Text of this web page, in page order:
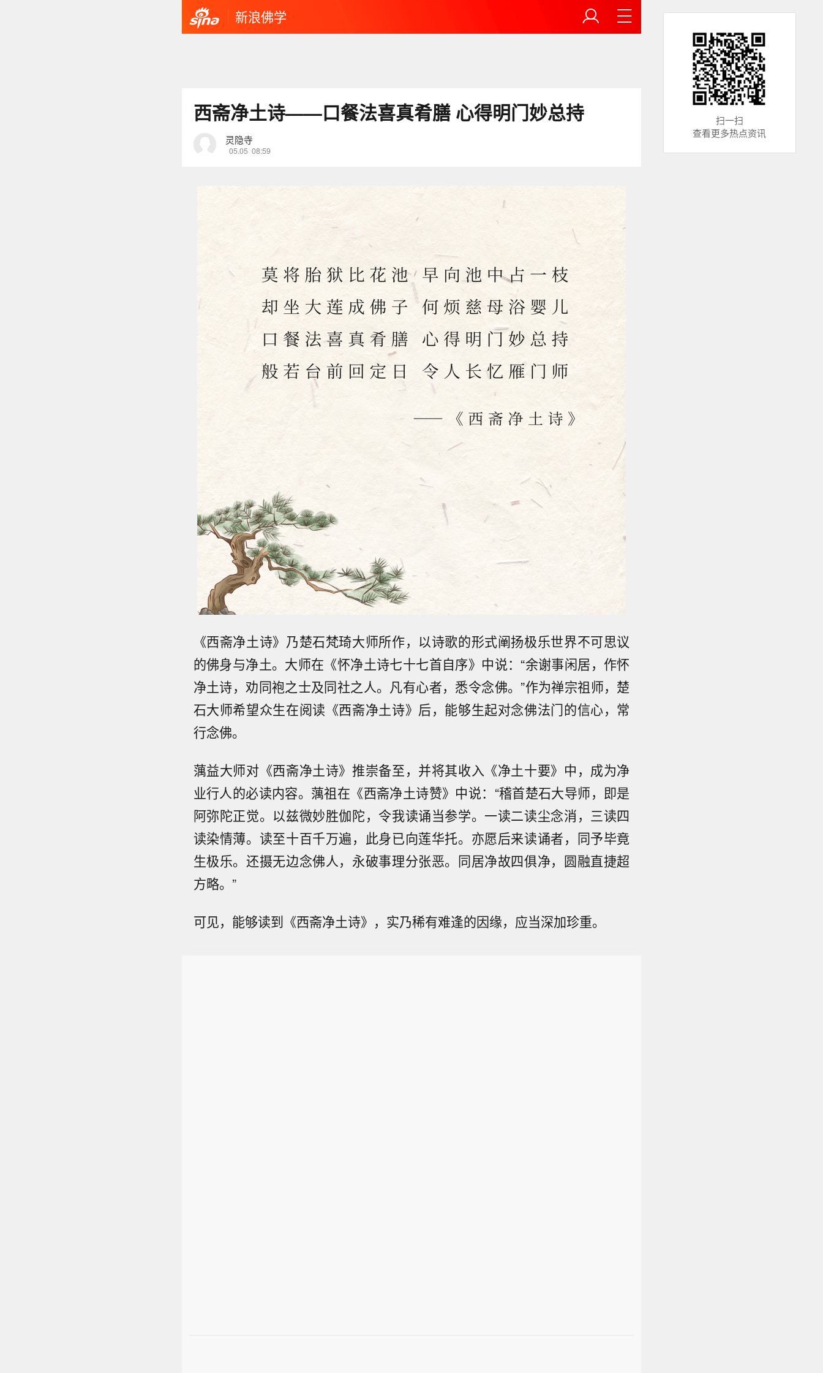
新浪佛学
西斋净土诗——口餐法喜真肴膳 心得明门妙总持
灵隐寺
05.05 08:59
《西斋净土诗》乃楚石梵琦大师所作，以诗歌的形式阐扬极乐世界不可思议
的佛身与净土。大师在《怀净土诗七十七首自序》中说：“余谢事闲居，作怀
净土诗，劝同袍之士及同社之人。凡有心者，悉令念佛。”作为禅宗祖师，楚
石大师希望众生在阅读《西斋净土诗》后，能够生起对念佛法门的信心，常
行念佛。
蕅益大师对《西斋净土诗》推崇备至，并将其收入《净土十要》中，成为净
业行人的必读内容。蕅祖在《西斋净土诗赞》中说：“稽首楚石大导师，即是
阿弥陀正觉。以兹微妙胜伽陀，令我读诵当参学。一读二读尘念消，三读四
读染情薄。读至十百千万遍，此身已向莲华托。亦愿后来读诵者，同予毕竟
生极乐。还摄无边念佛人，永破事理分张恶。同居净故四俱净，圆融直捷超
方略。”
可见，能够读到《西斋净土诗》，实乃稀有难逢的因缘，应当深加珍重。
扫一扫
查看更多热点资讯